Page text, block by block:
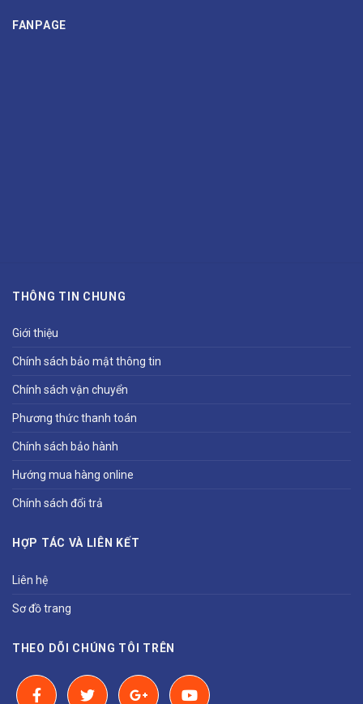
FANPAGE
THÔNG TIN CHUNG
Giới thiệu
Chính sách bảo mật thông tin
Chính sách vận chuyển
Phương thức thanh toán
Chính sách bảo hành
Hướng mua hàng online
Chính sách đổi trả
HỢP TÁC VÀ LIÊN KẾT
Liên hệ
Sơ đồ trang
THEO DÕI CHÚNG TÔI TRÊN